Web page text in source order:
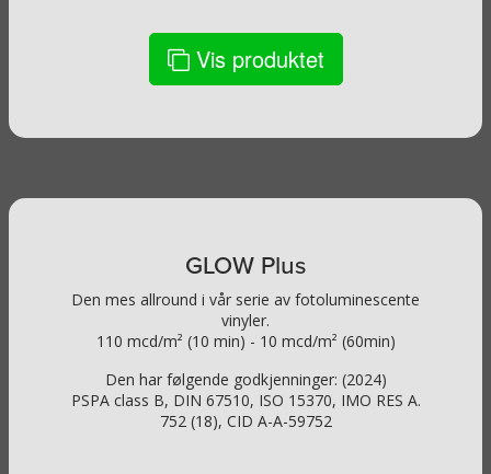
Vis produktet
GLOW Plus
Den mes allround i vår serie av fotoluminescente
vinyler.
110 mcd/m² (10 min) - 10 mcd/m² (60min)
Den har følgende godkjenninger: (2024)
PSPA class B, DIN 67510, ISO 15370, IMO RES A.
752 (18), CID A-A-59752